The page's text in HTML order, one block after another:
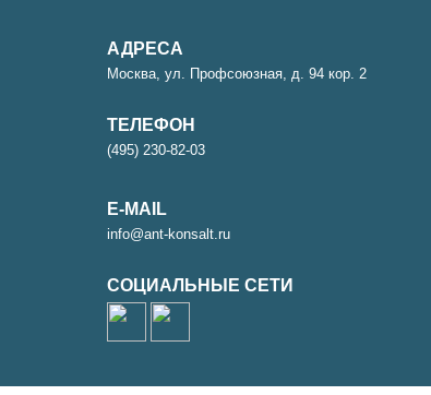
АДРЕСА
Москва, ул. Профсоюзная, д. 94 кор. 2
ТЕЛЕФОН
(495) 230-82-03
E-MAIL
info@ant-konsalt.ru
СОЦИАЛЬНЫЕ СЕТИ